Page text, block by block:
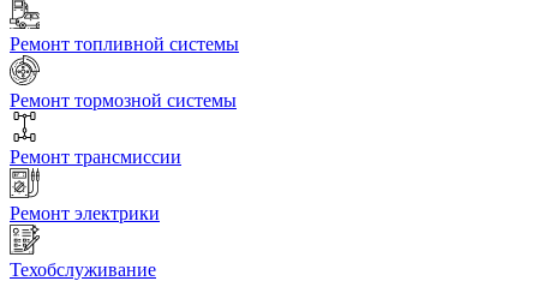
Ремонт топливной системы
Ремонт тормозной системы
Ремонт трансмиссии
Ремонт электрики
Техобслуживание